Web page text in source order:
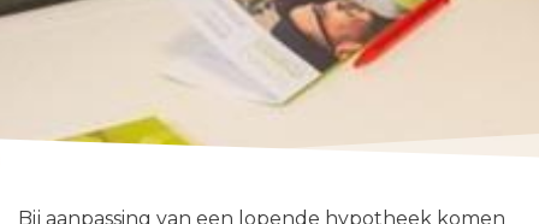
Bij aanpassing van een lopende hypotheek komen